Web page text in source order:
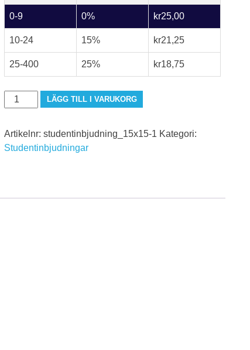
0-9 0% kr25,00
10-24 15% kr21,25
25-400 25% kr18,75
studentinbjudan_15x15-
1
LÄGG TILL I VARUKORG
Artikelnr:studentinbjudning_15x15-1 Kategori:
Studentinbjudningar